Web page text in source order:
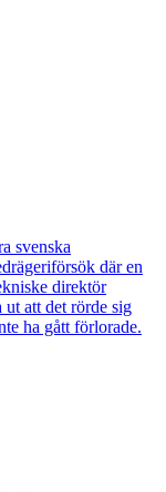
svenska
där en
direktör
att det rörde sig
ha gått förlorade.